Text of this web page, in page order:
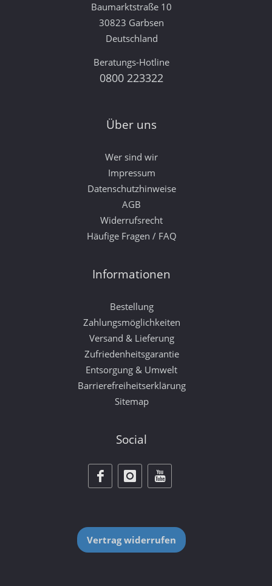
Baumarktstraße 10
30823 Garbsen
Deutschland
Beratungs-Hotline
0800 223322
Über uns
Wer sind wir
Impressum
Datenschutzhinweise
AGB
Widerrufsrecht
Häufige Fragen / FAQ
Informationen
Bestellung
Zahlungsmöglichkeiten
Versand & Lieferung
Zufriedenheitsgarantie
Entsorgung & Umwelt
Barrierefreiheitserklärung
Sitemap
Social
Vertrag widerrufen